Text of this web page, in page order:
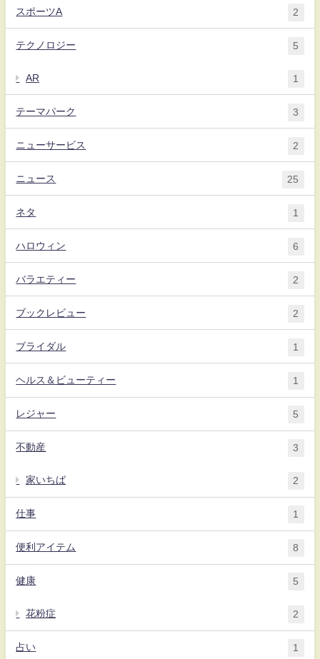
スポーツA 2
テクノロジー 5
AR 1
テーマパーク 3
ニューサービス 2
ニュース 25
ネタ 1
ハロウィン 6
バラエティー 2
ブックレビュー 2
ブライダル 1
ヘルス＆ビューティー 1
レジャー 5
不動産 3
家いちば 2
仕事 1
便利アイテム 8
健康 5
花粉症 2
占い 1